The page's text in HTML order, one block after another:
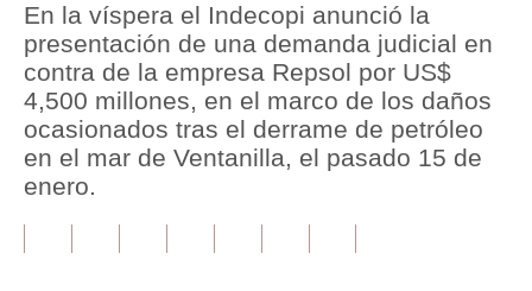
Política
Tu Dinero
Finanzas Personales
Inmobiliarias
En la víspera el Indecopi anunció la
presentación de una demanda judicial en
contra de la empresa Repsol por US$
4,500 millones, en el marco de los daños
ocasionados tras el derrame de petróleo
en el mar de Ventanilla, el pasado 15 de
enero.